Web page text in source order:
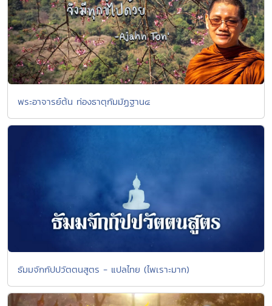
พระอาจารย์ต้น ท่องธาตุกัมมัฏฐาน๔
ธัมมจักกัปปวัตตนสูตร - แปลไทย (ไพเราะมาก)